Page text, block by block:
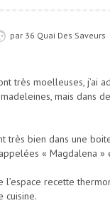
par 36 Quai Des Saveurs
très moelleuses, j’ai
mais dans
très bien dans une
« Magdalena »
l’espace recette
cuisine.